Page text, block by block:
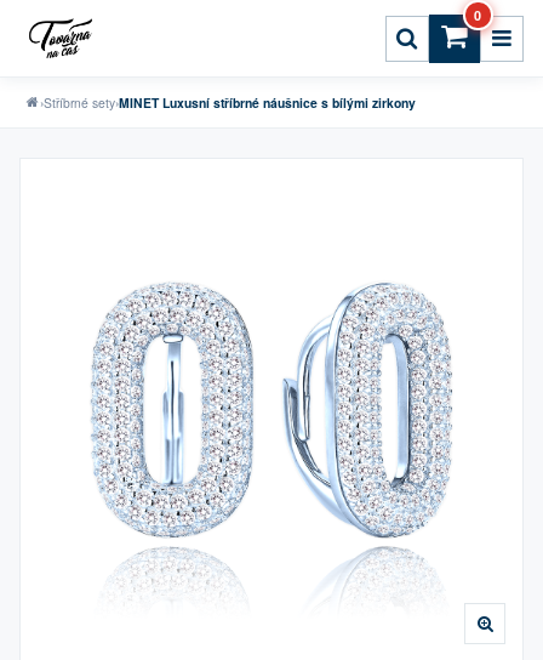
0
›Stříbrné sety›MINET Luxusní stříbrné náušnice s bílými zirkony